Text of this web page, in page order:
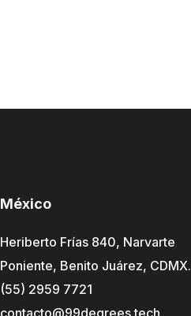
México
Heriberto Frías 840, Narvarte
Poniente, Benito Juárez, CDMX.
(55) 2959 7721
contacto@99degrees.tech